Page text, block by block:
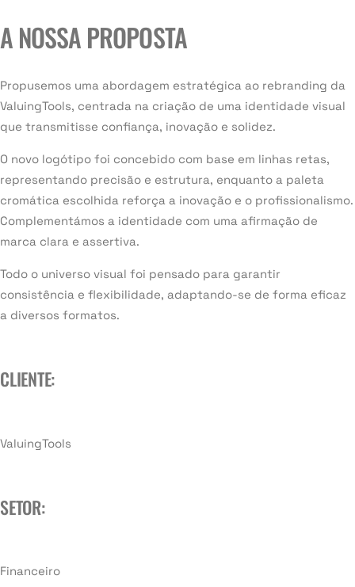
A NOSSA PROPOSTA
Propusemos uma abordagem estratégica ao rebranding da
ValuingTools, centrada na criação de uma identidade visual
que transmitisse confiança, inovação e solidez.
O novo logótipo foi concebido com base em linhas retas,
representando precisão e estrutura, enquanto a paleta
cromática escolhida reforça a inovação e o profissionalismo.
Complementámos a identidade com uma afirmação de
marca clara e assertiva.
Todo o universo visual foi pensado para garantir
consistência e flexibilidade, adaptando-se de forma eficaz
a diversos formatos.
CLIENTE:
ValuingTools
SETOR:
Financeiro